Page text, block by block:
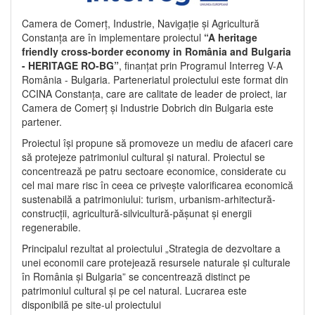
Camera de Comerț, Industrie, Navigație și Agricultură
Constanța are în implementare proiectul “A heritage
friendly cross-border economy in România and Bulgaria
- HERITAGE RO-BG”, finanțat prin Programul Interreg V-A
România - Bulgaria. Parteneriatul proiectului este format din
CCINA Constanța, care are calitate de leader de proiect, iar
Camera de Comerț și Industrie Dobrich din Bulgaria este
partener.
Proiectul își propune să promoveze un mediu de afaceri care
să protejeze patrimoniul cultural și natural. Proiectul se
concentrează pe patru sectoare economice, considerate cu
cel mai mare risc în ceea ce privește valorificarea economică
sustenabilă a patrimoniului: turism, urbanism-arhitectură-
construcții, agricultură-silvicultură-pășunat și energii
regenerabile.
Principalul rezultat al proiectului „Strategia de dezvoltare a
unei economii care protejează resursele naturale și culturale
în România și Bulgaria” se concentrează distinct pe
patrimoniul cultural și pe cel natural. Lucrarea este
disponibilă pe site-ul proiectului